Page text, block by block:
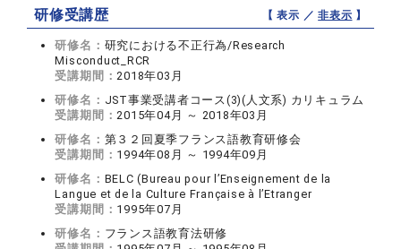
研修受講歴 【 表示 ／非表示 】
研修名： 研究における不正行為/Research
Misconduct_RCR
受講期間：2018年03月
研修名： JST事業受講者コース(3)(人文系) カリキュラム
受講期間：2015年04月 ～ 2018年03月
研修名： 第３２回夏季フランス語教育研修会
受講期間： 1994年08月 ～ 1994年09月
研修名： BELC (Bureau pour l’Enseignement de la
Langue et de la Culture Française à l’Etranger
受講期間： 1995年07月
研修名： フランス語教育法研修